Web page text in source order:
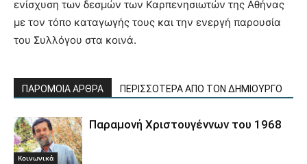
ενίσχυση των δεσμών των Καρπενησιωτών της Αθήνας
με τον τόπο καταγωγής τους και την ενεργή παρουσία
του Συλλόγου στα κοινά.
ΠΑΡΟΜΟΙΑ ΑΡΘΡΑ ΠΕΡΙΣΣΟΤΕΡΑ ΑΠΟ ΤΟΝ ΔΗΜΙΟΥΡΓΟ
Κοινωνικά
Παραμονή Χριστουγέννων του 1968